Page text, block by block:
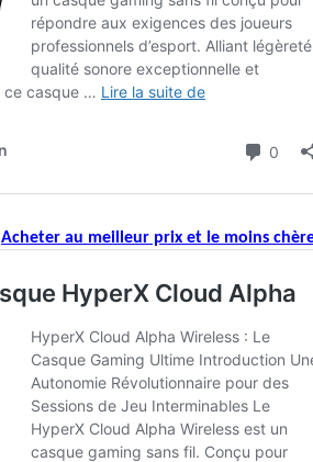
Acheter au meilleur prix et le moins